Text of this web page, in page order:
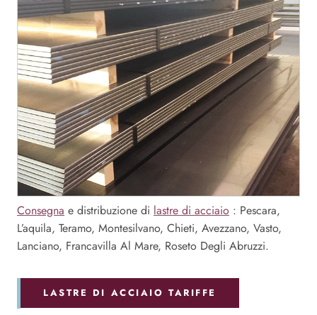
Consegna e distribuzione di lastre di acciaio : Pescara,
L’aquila, Teramo, Montesilvano, Chieti, Avezzano, Vasto,
Lanciano, Francavilla Al Mare, Roseto Degli Abruzzi.
LASTRE DI ACCIAIO TARIFFE